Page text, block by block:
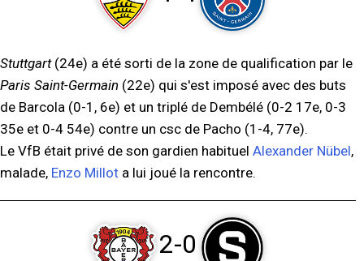
Stuttgart(24e) a été sorti de la zone de qualification par le
Paris Saint-Germain (22e) qui s'est imposé avec des buts
de Barcola (0-1, 6e) et un triplé de Dembélé (0-2 17e, 0-3
35e et 0-4 54e) contre un csc de Pacho (1-4, 77e).
Le VfB était privé de son gardien habituel Alexander Nübel,
malade, Enzo Millot a lui joué la rencontre.
2-0